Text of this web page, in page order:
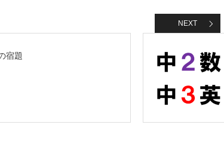
宿題
NEXT